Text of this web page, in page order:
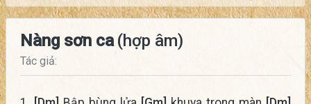
Nàng sơn ca (hợp âm)
Tác giả: